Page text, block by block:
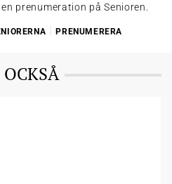
ställde upp med sin
prenumeration på Senioren.
PRENUMERERA